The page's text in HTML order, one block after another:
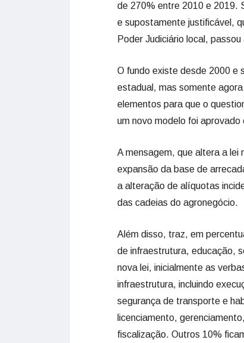
de 270% entre 2010 e 2019.
e supostamente justificável,
Poder Judiciário local,
O fundo existe desde 2000 e
estadual, mas somente
elementos para que o
um novo modelo foi aprovado
A mensagem, que altera a
expansão da base de
a alteração de alíquotas
das cadeias do agronegócio.
Além disso, traz, em
de infraestrutura, educação,
nova lei, inicialmente as
infraestrutura, incluindo
segurança de transporte e
licenciamento,
fiscalização. Outros 10%